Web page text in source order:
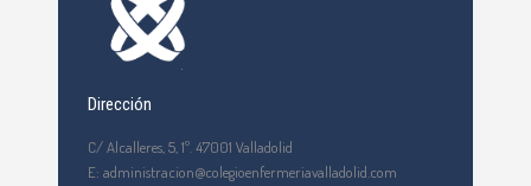
Dirección
C/ Alcalleres, 5, 1º. 47001 Valladolid
E: administracion@colegioenfermeriavalladolid.com